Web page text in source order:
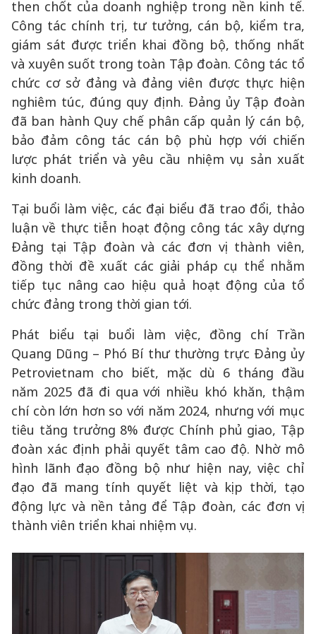
then chốt của doanh nghiệp trong nền kinh tế.
Công tác chính trị, tư tưởng, cán bộ, kiểm tra,
giám sát được triển khai đồng bộ, thống nhất
và xuyên suốt trong toàn Tập đoàn. Công tác tổ
chức cơ sở đảng và đảng viên được thực hiện
nghiêm túc, đúng quy định. Đảng ủy Tập đoàn
đã ban hành Quy chế phân cấp quản lý cán bộ,
bảo đảm công tác cán bộ phù hợp với chiến
lược phát triển và yêu cầu nhiệm vụ sản xuất
kinh doanh.
Tại buổi làm việc, các đại biểu đã trao đổi, thảo
luận về thực tiễn hoạt động công tác xây dựng
Đảng tại Tập đoàn và các đơn vị thành viên,
đồng thời đề xuất các giải pháp cụ thể nhằm
tiếp tục nâng cao hiệu quả hoạt động của tổ
chức đảng trong thời gian tới.
Phát biểu tại buổi làm việc, đồng chí Trần
Quang Dũng – Phó Bí thư thường trực Đảng ủy
Petrovietnam cho biết, mặc dù 6 tháng đầu
năm 2025 đã đi qua với nhiều khó khăn, thậm
chí còn lớn hơn so với năm 2024, nhưng với mục
tiêu tăng trưởng 8% được Chính phủ giao, Tập
đoàn xác định phải quyết tâm cao độ. Nhờ mô
hình lãnh đạo đồng bộ như hiện nay, việc chỉ
đạo đã mang tính quyết liệt và kịp thời, tạo
động lực và nền tảng để Tập đoàn, các đơn vị
thành viên triển khai nhiệm vụ.